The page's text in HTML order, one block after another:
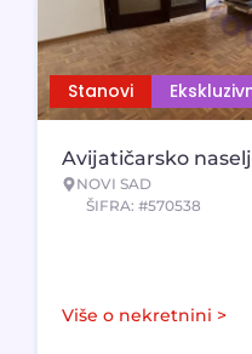
Stanovi
Avijatičarsko
NOVI SAD
ŠIFRA: #570538
Više o nekretnini >